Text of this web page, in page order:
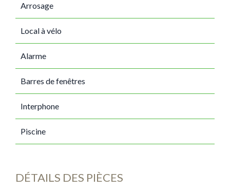
Arrosage
Local à vélo
Alarme
Barres de fenêtres
Interphone
Piscine
DÉTAILS DES PIÈCES